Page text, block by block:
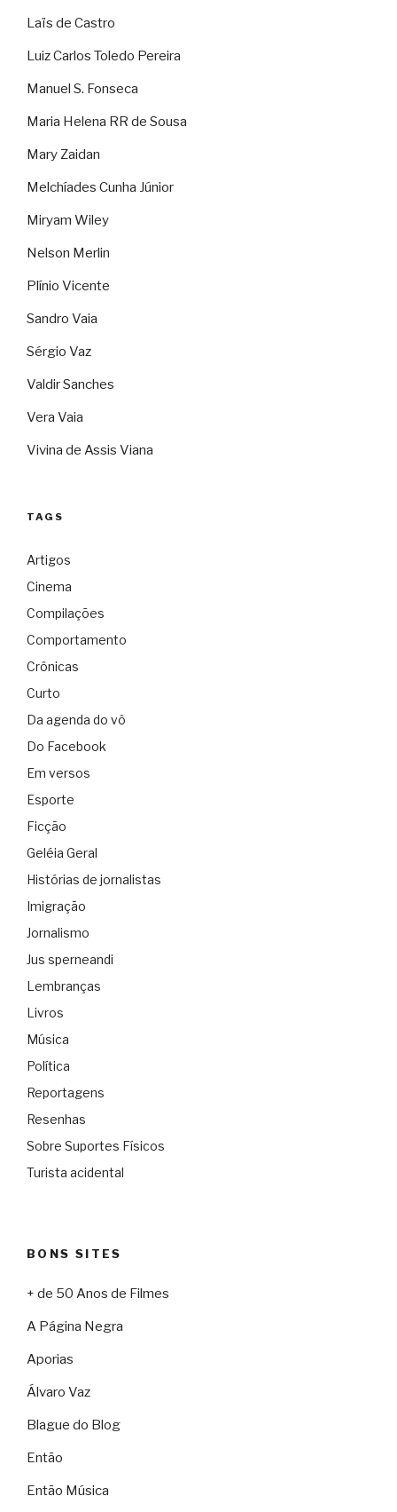
Laïs de Castro
Luiz Carlos Toledo Pereira
Manuel S. Fonseca
Maria Helena RR de Sousa
Mary Zaidan
Melchíades Cunha Júnior
Miryam Wiley
Nelson Merlin
Plínio Vicente
Sandro Vaia
Sérgio Vaz
Valdir Sanches
Vera Vaia
Vivina de Assis Viana
TAGS
Artigos
Cinema
Compilações
Comportamento
Crônicas
Curto
Da agenda do vô
Do Facebook
Em versos
Esporte
Ficção
Geléia Geral
Histórias de jornalistas
Imigração
Jornalismo
Jus sperneandi
Lembranças
Livros
Música
Política
Reportagens
Resenhas
Sobre Suportes Físicos
Turista acidental
BONS SITES
+ de 50 Anos de Filmes
A Página Negra
Aporias
Álvaro Vaz
Blague do Blog
Então
Então Música